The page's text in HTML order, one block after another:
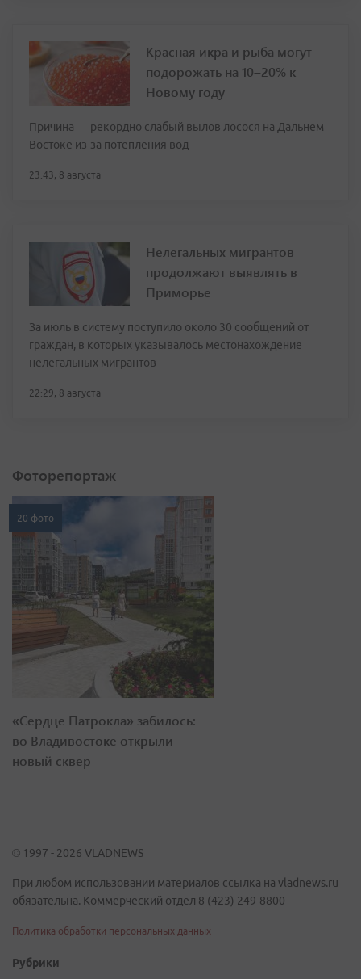
Красная икра и рыба могут
подорожать на 10–20% к
Новому году
Причина — рекордно слабый вылов лосося на Дальнем
Востоке из-за потепления вод
23:43, 8 августа
Нелегальных мигрантов
продолжают выявлять в
Приморье
За июль в систему поступило около 30 сообщений от
граждан, в которых указывалось местонахождение
нелегальных мигрантов
22:29, 8 августа
Фоторепортаж
20 фото
«Сердце Патрокла» забилось:
во Владивостоке открыли
новый сквер
© 1997 - 2026 VLADNEWS
При любом использовании материалов ссылка на vladnews.ru
обязательна. Коммерческий отдел 8 (423) 249-8800
Политика обработки персональных данных
Рубрики